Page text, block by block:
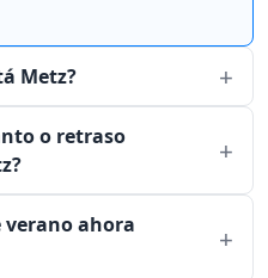
Metz?
o retraso
verano ahora